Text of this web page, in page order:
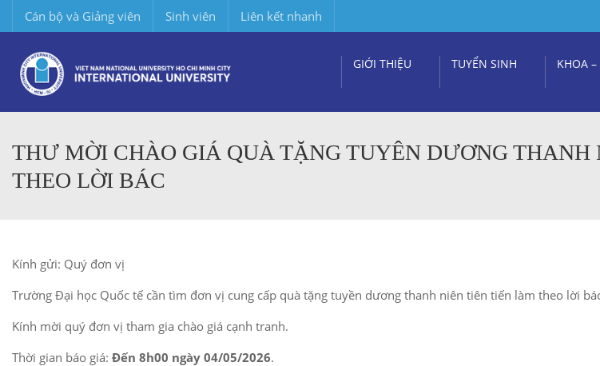
Cán bộ và Giảng viên Sinh viên Liên kết nhanh
GIỚI THIỆU TUYỂN SINH KHOA
THƯ MỜI CHÀO GIÁ QUÀ TẶNG TUYÊN DƯƠNG
THEO LỜI BÁC
Kính gửi: Quý đơn vị
Trường Đại học Quốc tế cần tìm đơn vị cung cấp quà tặng tuyền dương thanh niên tiên tiến làm theo lời
Kính mời quý đơn vị tham gia chào giá cạnh tranh.
Thời gian báo giá: Đến 8h00 ngày 04/05/2026.